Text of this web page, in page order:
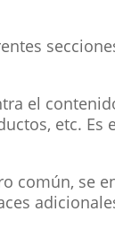
el
etc.
común, se